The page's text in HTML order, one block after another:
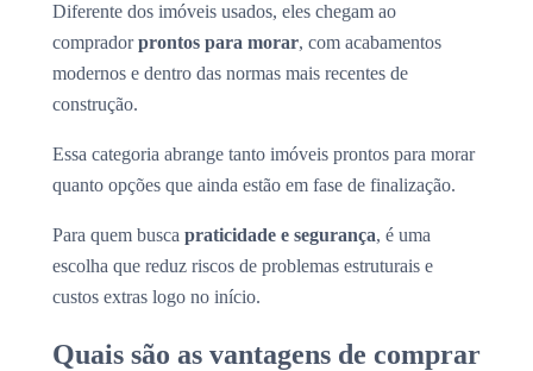
Diferente dos imóveis usados, eles chegam ao
compradorprontos para morar, com acabamentos
modernos e dentro das normas mais recentes de
construção.
Essa categoria abrange tanto imóveis prontos para morar
quanto opções que ainda estão em fase de finalização.
Para quem busca praticidade e segurança, é uma
escolha que reduz riscos de problemas estruturais e
custos extras logo no início.
Quais são as vantagens de comprar